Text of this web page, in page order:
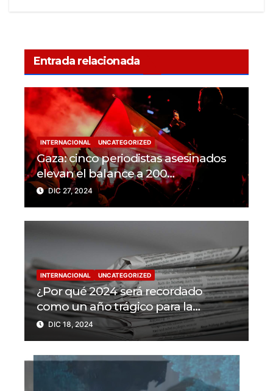
Entrada relacionada
INTERNACIONAL UNCATEGORIZED
Gaza: cinco periodistas asesinados
elevan el balance a 200
trabajadores de la prensa muertos
en 2024
DIC 27, 2024
INTERNACIONAL UNCATEGORIZED
¿Por qué 2024 será recordado
como un año trágico para la
libertad de prensa? Un tercio de los
periodistas asesinados por Israel
DIC 18, 2024